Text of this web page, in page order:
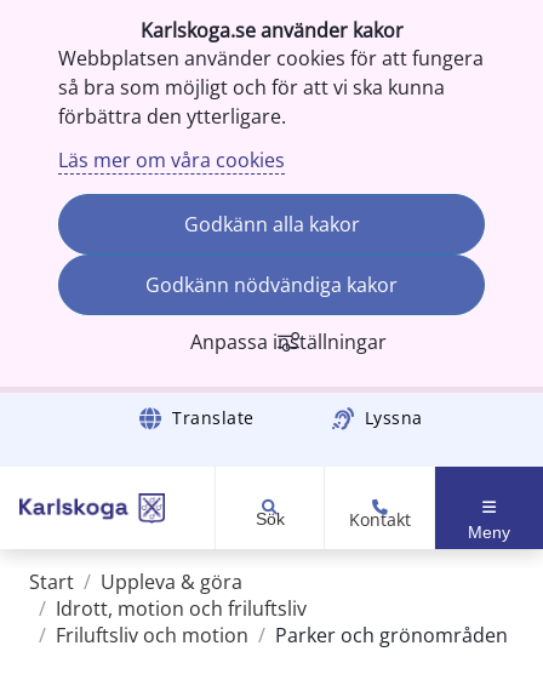
Karlskoga.se använder kakor
Webbplatsen använder cookies för att fungera
så bra som möjligt och för att vi ska kunna
förbättra den ytterligare.
Läs mer om våra cookies
Godkänn alla kakor
Godkänn nödvändiga kakor
Anpassa inställningar
Gå till innehåll Translate Lyssna
Sök Kontakt
Meny
Start / Uppleva & göra
/ Idrott, motion och friluftsliv
/ Friluftsliv och motion / Parker och grönområden